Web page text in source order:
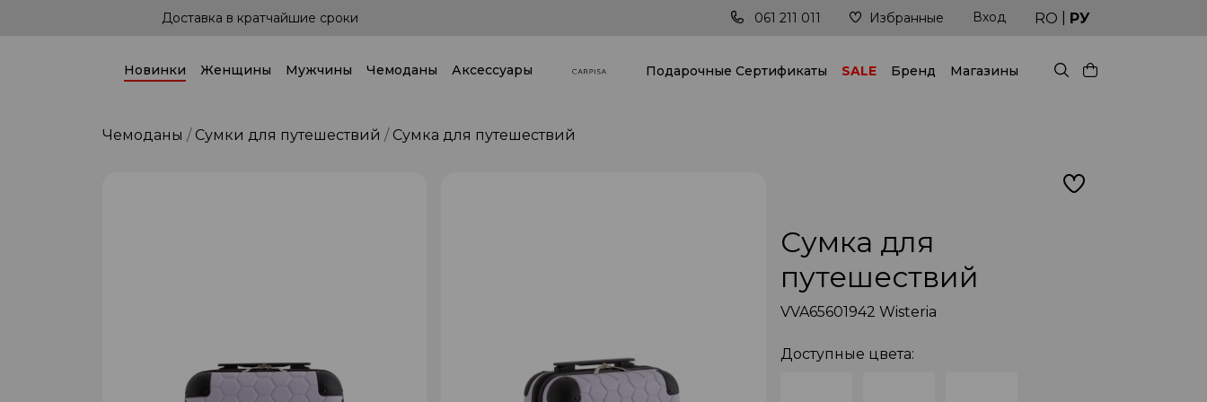
Доставка по всей стране! Доставка в кратчайшие сроки
061 211 011 Избранные Вход RO РУ
Новинки Женщины Мужчины Чемоданы Аксессуары Подарочные Cертификаты SALE Бренд Магазины
Чемоданы Сумки для путешествий Сумкa для путешествий
Сумкa для
путешествий
VVA65601942 Wisteria
Доступные цвета: